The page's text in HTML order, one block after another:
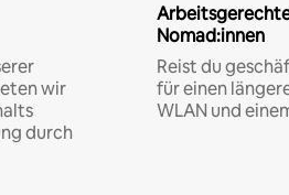
wir
durch
Nomad:innen
Reist du
für einen
WLAN und